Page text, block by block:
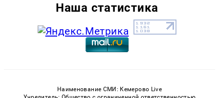
Наша статистика
Наименование СМИ: Кемерово Live